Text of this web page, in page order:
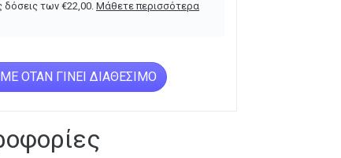
δόσεις των€22,00 Μάθετε περισσότερα
ΌΤΑΝ ΓΊΝΕΙ ΔΙΑΘΈΣΙΜΟ